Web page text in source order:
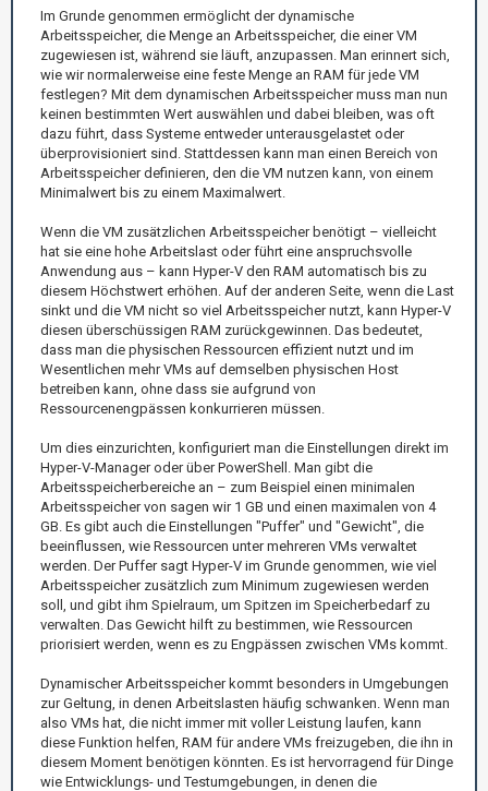
Im Grunde genommen ermöglicht der dynamische
Arbeitsspeicher, die Menge an Arbeitsspeicher, die einer VM
zugewiesen ist, während sie läuft, anzupassen. Man erinnert sich,
wie wir normalerweise eine feste Menge an RAM für jede VM
festlegen? Mit dem dynamischen Arbeitsspeicher muss man nun
keinen bestimmten Wert auswählen und dabei bleiben, was oft
dazu führt, dass Systeme entweder unterausgelastet oder
überprovisioniert sind. Stattdessen kann man einen Bereich von
Arbeitsspeicher definieren, den die VM nutzen kann, von einem
Minimalwert bis zu einem Maximalwert.
Wenn die VM zusätzlichen Arbeitsspeicher benötigt – vielleicht
hat sie eine hohe Arbeitslast oder führt eine anspruchsvolle
Anwendung aus – kann Hyper-V den RAM automatisch bis zu
diesem Höchstwert erhöhen. Auf der anderen Seite, wenn die Last
sinkt und die VM nicht so viel Arbeitsspeicher nutzt, kann Hyper-V
diesen überschüssigen RAM zurückgewinnen. Das bedeutet,
dass man die physischen Ressourcen effizient nutzt und im
Wesentlichen mehr VMs auf demselben physischen Host
betreiben kann, ohne dass sie aufgrund von
Ressourcenengpässen konkurrieren müssen.
Um dies einzurichten, konfiguriert man die Einstellungen direkt im
Hyper-V-Manager oder über PowerShell. Man gibt die
Arbeitsspeicherbereiche an – zum Beispiel einen minimalen
Arbeitsspeicher von sagen wir 1 GB und einen maximalen von 4
GB. Es gibt auch die Einstellungen "Puffer" und "Gewicht", die
beeinflussen, wie Ressourcen unter mehreren VMs verwaltet
werden. Der Puffer sagt Hyper-V im Grunde genommen, wie viel
Arbeitsspeicher zusätzlich zum Minimum zugewiesen werden
soll, und gibt ihm Spielraum, um Spitzen im Speicherbedarf zu
verwalten. Das Gewicht hilft zu bestimmen, wie Ressourcen
priorisiert werden, wenn es zu Engpässen zwischen VMs kommt.
Dynamischer Arbeitsspeicher kommt besonders in Umgebungen
zur Geltung, in denen Arbeitslasten häufig schwanken. Wenn man
also VMs hat, die nicht immer mit voller Leistung laufen, kann
diese Funktion helfen, RAM für andere VMs freizugeben, die ihn in
diesem Moment benötigen könnten. Es ist hervorragend für Dinge
wie Entwicklungs- und Testumgebungen, in denen die